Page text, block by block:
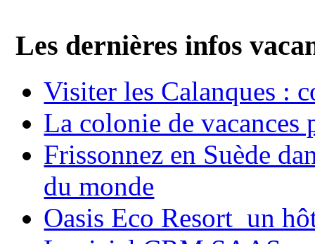
Les dernières infos
Visiter les Calanques :
La colonie de vacances
Frissonnez en Suède
du monde
Oasis Eco Resort un